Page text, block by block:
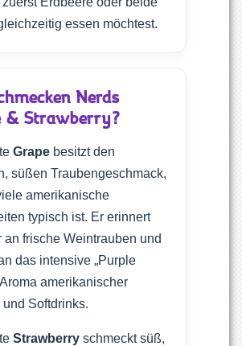
essen möchtest.
Nerds
& Strawberry?
Grape besitzt den
süßen Traubengeschmack,
amerikanische
typisch ist. Er erinnert
an frische Weintrauben und
das intensive „Purple
amerikanischer
Softdrinks.
Strawberry schmeckt süß,